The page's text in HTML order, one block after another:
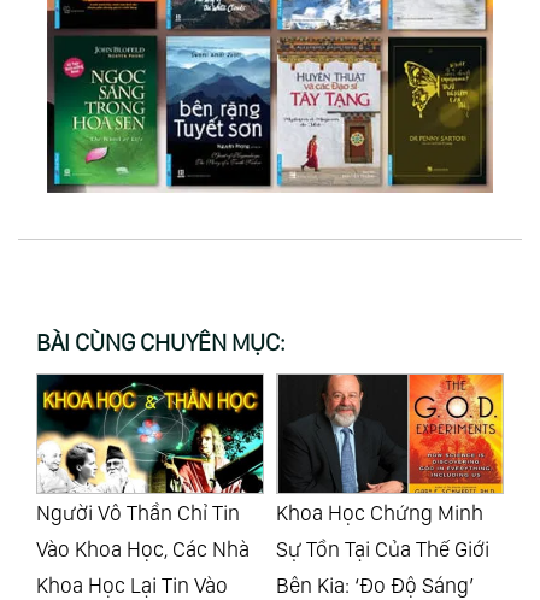
40.Luật Của Một - Tự Do Ý Chí - Bản Kế Hoạch
Cuộc Đời - Lựa Chọn Kiếp Sống Mới
41.Luật Của Một - 07 Tầng Thứ Tiến Hóa Nhận
Thức - Sự Hợp Nhất Của Một
BÀI CÙNG CHUYÊN MỤC:
Khoa Học Chứng Minh
Sự Tồn Tại Của Thế Giới
Bên Kia: ‘Đo Độ Sáng’
Người Sáng Lập The A.i.
Organization: ‘Huawei
Dùng Trí Tuệ Nhân Tạo